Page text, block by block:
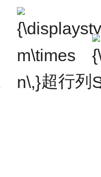
{\displaystyle
m\times n\,}
超行列